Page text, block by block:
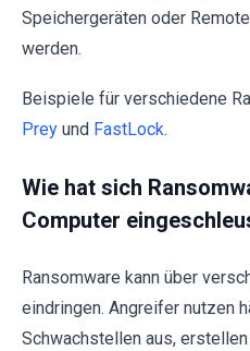
Speichergeräten oder
werden.
Beispiele für verschiedene
Prey und FastLock.
Wie hat sich
Computer
Ransomware kann über
eindringen. Angreifer nutzen
Schwachstellen aus,